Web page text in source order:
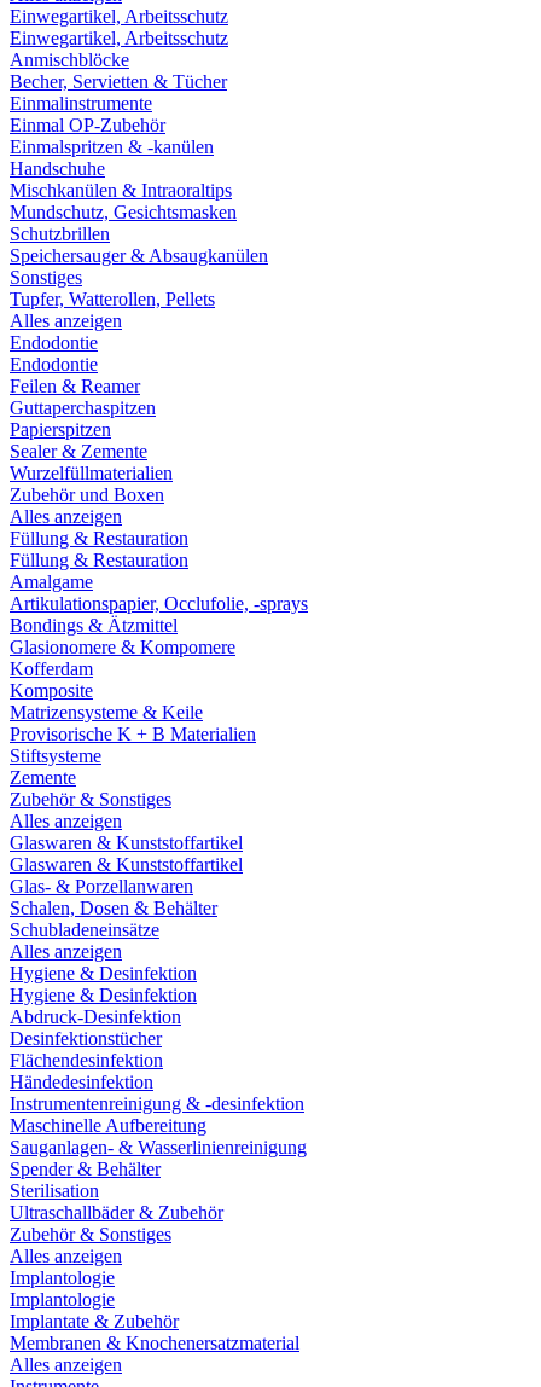
Einwegartikel, Arbeitsschutz
Einwegartikel, Arbeitsschutz
Anmischblöcke
Becher, Servietten & Tücher
Einmalinstrumente
Einmal OP-Zubehör
Einmalspritzen & -kanülen
Handschuhe
Mischkanülen & Intraoraltips
Mundschutz, Gesichtsmasken
Schutzbrillen
Speichersauger & Absaugkanülen
Sonstiges
Tupfer, Watterollen, Pellets
Alles anzeigen
Endodontie
Endodontie
Feilen & Reamer
Guttaperchaspitzen
Papierspitzen
Sealer & Zemente
Wurzelfüllmaterialien
Zubehör und Boxen
Alles anzeigen
Füllung & Restauration
Füllung & Restauration
Amalgame
Artikulationspapier, Occlufolie, -sprays
Bondings & Ätzmittel
Glasionomere & Kompomere
Kofferdam
Komposite
Matrizensysteme & Keile
Provisorische K + B Materialien
Stiftsysteme
Zemente
Zubehör & Sonstiges
Alles anzeigen
Glaswaren & Kunststoffartikel
Glaswaren & Kunststoffartikel
Glas- & Porzellanwaren
Schalen, Dosen & Behälter
Schubladeneinsätze
Alles anzeigen
Hygiene & Desinfektion
Hygiene & Desinfektion
Abdruck-Desinfektion
Desinfektionstücher
Flächendesinfektion
Händedesinfektion
Instrumentenreinigung & -desinfektion
Maschinelle Aufbereitung
Sauganlagen- & Wasserlinienreinigung
Spender & Behälter
Sterilisation
Ultraschallbäder & Zubehör
Zubehör & Sonstiges
Alles anzeigen
Implantologie
Implantologie
Implantate & Zubehör
Membranen & Knochenersatzmaterial
Alles anzeigen